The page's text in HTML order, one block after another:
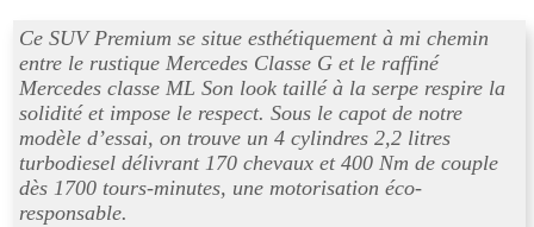
Ce SUV Premium se situe esthétiquement à mi chemin
entre le rustique Mercedes Classe G et le raffiné
Mercedes classe ML Son look taillé à la serpe respire la
solidité et impose le respect. Sous le capot de notre
modèle d’essai, on trouve un 4 cylindres 2,2 litres
turbodiesel délivrant 170 chevaux et 400 Nm de couple
dès 1700 tours-minutes, une motorisation éco-
responsable.